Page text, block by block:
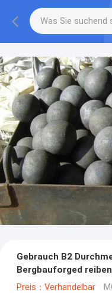
Gebrauch B2
Bergbauforged
Preis：Verhandelbar